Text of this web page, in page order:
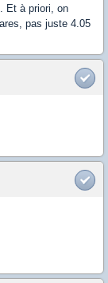
Et à priori, on
pas juste 4.05